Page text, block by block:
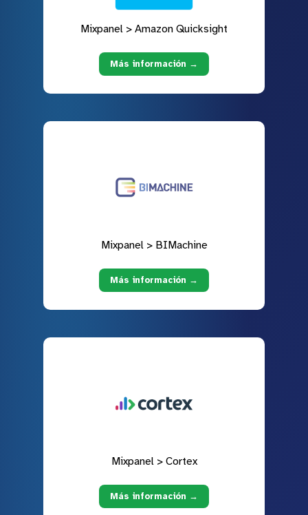
Mixpanel > Amazon Quicksight
Más información →
Mixpanel > BIMachine
Más información →
Mixpanel > Cortex
Más información →